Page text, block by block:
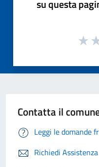
su questa
Contatta il
Leggi le domande
Richiedi Assistenza